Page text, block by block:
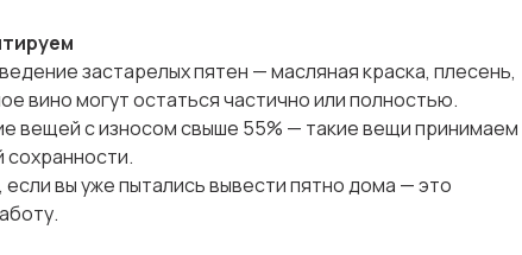
застарелых пятен — масляная краска, плесень,
вино могут остаться частично или полностью.
вещей с износом свыше 55% — такие вещи принимаем
сохранности.
если вы уже пытались вывести пятно дома — это